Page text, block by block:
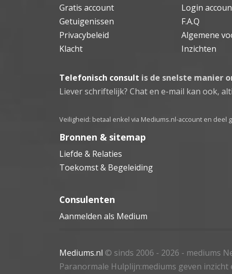
Gratis account
Login
Getuigenissen
F.A.Q
Privacybeleid
Algemene
Klacht
Inzichten
Telefonisch consult is de snelste manier
Liever schriftelijk? Chat en e-mail kan ook,
Veiligheid: betaal enkel via Mediums.nl-account en deel
Bronnen & sitemap
Liefde & Relaties
Toekomst & Begeleiding
Consulenten
Aanmelden als Medium
Mediums.nl © sinds 2006 - 2026 - mediums
Paranormale Hulplijn:mediums geven